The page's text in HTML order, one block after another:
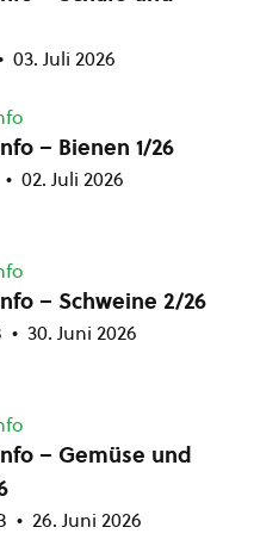
03. Juli 2026
– Bienen 1/26
02. Juli 2026
– Schweine 2/26
30. Juni 2026
– Gemüse und
26. Juni 2026